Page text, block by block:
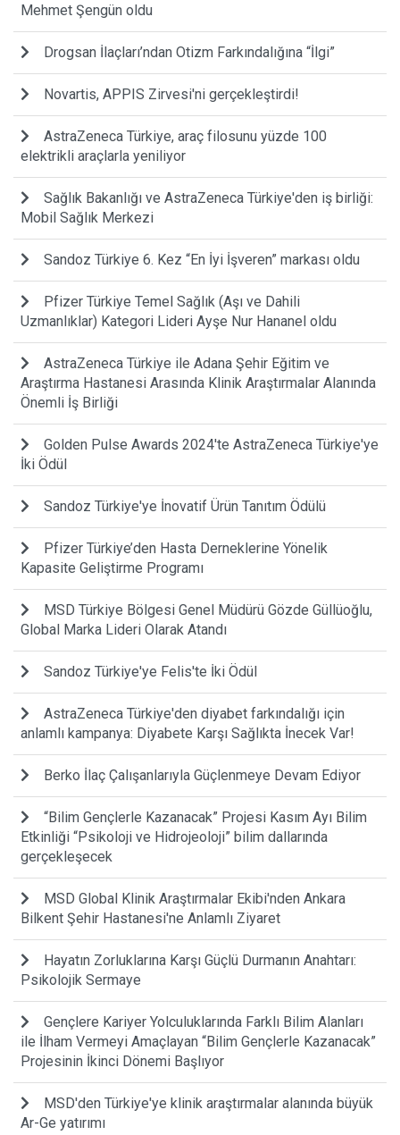
Mehmet Şengün oldu
Drogsan İlaçları’ndan Otizm Farkındalığına “İlgi”
Novartis, APPIS Zirvesi'ni gerçekleştirdi!
AstraZeneca Türkiye, araç filosunu yüzde 100
elektrikli araçlarla yeniliyor
Sağlık Bakanlığı ve AstraZeneca Türkiye'den iş birliği:
Mobil Sağlık Merkezi
Sandoz Türkiye 6. Kez “En İyi İşveren” markası oldu
Pfizer Türkiye Temel Sağlık (Aşı ve Dahili
Uzmanlıklar) Kategori Lideri Ayşe Nur Hananel oldu
AstraZeneca Türkiye ile Adana Şehir Eğitim ve
Araştırma Hastanesi Arasında Klinik Araştırmalar Alanında
Önemli İş Birliği
Golden Pulse Awards 2024'te AstraZeneca Türkiye'ye
İki Ödül
Sandoz Türkiye'ye İnovatif Ürün Tanıtım Ödülü
Pfizer Türkiye’den Hasta Derneklerine Yönelik
Kapasite Geliştirme Programı
MSD Türkiye Bölgesi Genel Müdürü Gözde Güllüoğlu,
Global Marka Lideri Olarak Atandı
Sandoz Türkiye'ye Felis'te İki Ödül
AstraZeneca Türkiye'den diyabet farkındalığı için
anlamlı kampanya: Diyabete Karşı Sağlıkta İnecek Var!
Berko İlaç Çalışanlarıyla Güçlenmeye Devam Ediyor
“Bilim Gençlerle Kazanacak” Projesi Kasım Ayı Bilim
Etkinliği “Psikoloji ve Hidrojeoloji” bilim dallarında
gerçekleşecek
MSD Global Klinik Araştırmalar Ekibi'nden Ankara
Bilkent Şehir Hastanesi'ne Anlamlı Ziyaret
Hayatın Zorluklarına Karşı Güçlü Durmanın Anahtarı:
Psikolojik Sermaye
Gençlere Kariyer Yolculuklarında Farklı Bilim Alanları
ile İlham Vermeyi Amaçlayan “Bilim Gençlerle Kazanacak”
Projesinin İkinci Dönemi Başlıyor
MSD'den Türkiye'ye klinik araştırmalar alanında büyük
Ar-Ge yatırımı